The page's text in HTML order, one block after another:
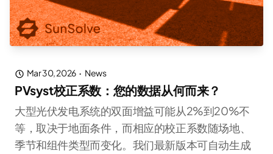
Mar 30, 2026 · News
PVsyst校正系数：您的数据从何而来？
大型光伏发电系统的双面增益可能从2%到20%不
等，取决于地面条件，而相应的校正系数随场地、
季节和组件类型而变化。我们最新版本可自动生成